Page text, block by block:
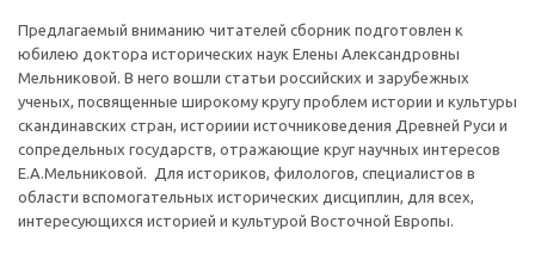
Предлагаемый вниманию читателей сборник подготовлен к
юбилею доктора исторических наук Елены Александровны
Мельниковой. В него вошли статьи российских и зарубежных
ученых, посвященные широкому кругу проблем истории и культуры
скандинавских стран, историии источниковедения Древней Руси и
сопредельных государств, отражающие круг научных интересов
Е.А.Мельниковой. Для историков, филологов, специалистов в
области вспомогательных исторических дисциплин, для всех,
интересующихся историей и культурой Восточной Европы.